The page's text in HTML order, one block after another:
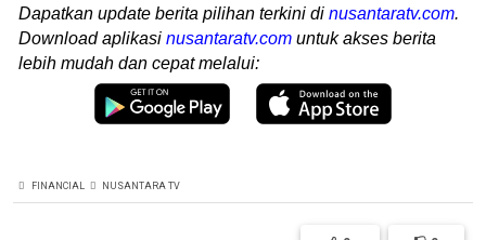
Dapatkan update berita pilihan terkini di nusantaratv.com.
Download aplikasi nusantaratv.com untuk akses berita
lebih mudah dan cepat melalui:
FINANCIAL NUSANTARA TV